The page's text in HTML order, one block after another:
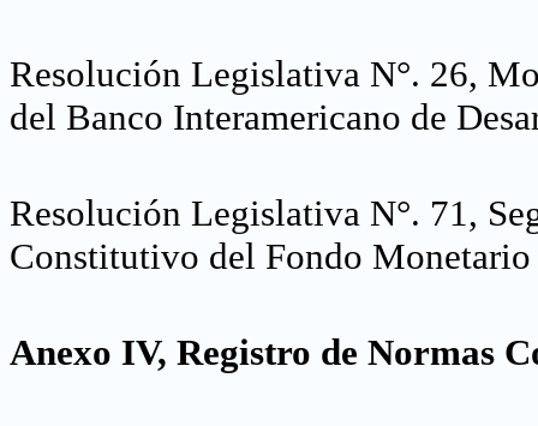
Resolución Legislativa N°. 26,
del Banco Interamericano de
Resolución Legislativa N°. 71,
Constitutivo del Fondo
Anexo IV, Registro de Normas